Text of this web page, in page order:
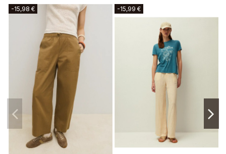
-18,00 €